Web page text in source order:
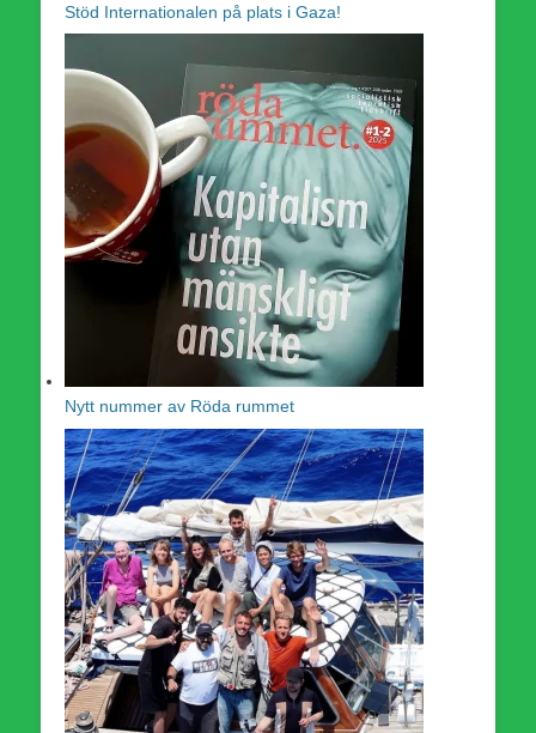
Stöd Internationalen på plats i Gaza!
Nytt nummer av Röda rummet